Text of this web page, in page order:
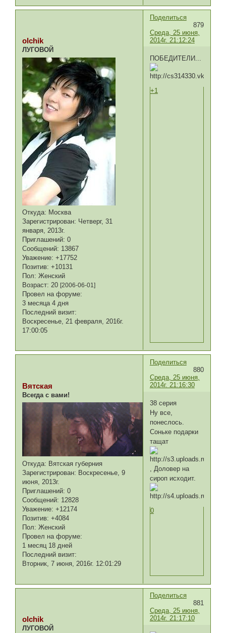
Поделиться
879
Среда, 25 июня,
2014г. 21:12:24
olchik
ЛУГОВОЙ
Откуда: Москва
Зарегистрирован: Четверг, 31
января, 2013г.
Приглашений: 0
Сообщений: 13867
Уважение: +17752
Позитив: +10131
Пол: Женский
Возраст: 20[2006-06-01]
Провел на форуме:
3 месяца 4 дня
Последний визит:
Воскресенье, 21 февраля, 2016г.
17:00:05
ПОБЕДИТЕЛИ...
+1
Поделиться
880
Среда, 25 июня,
2014г. 21:16:30
Вятская
Всегда с вами!
Откуда: Вятская губерния
Зарегистрирован: Воскресенье, 9
июня, 2013г.
Приглашений: 0
Сообщений: 12828
Уважение: +12174
Позитив: +4084
Пол: Женский
Провел на форуме:
1 месяц 18 дней
Последний визит:
Вторник, 7 июня, 2016г. 12:01:29
38 серия
Ну все,
понеслось.
Соньке подарки
тащат
, Доловер на
сироп исходит.
0
Поделиться
881
Среда, 25 июня,
2014г. 21:17:10
olchik
ЛУГОВОЙ